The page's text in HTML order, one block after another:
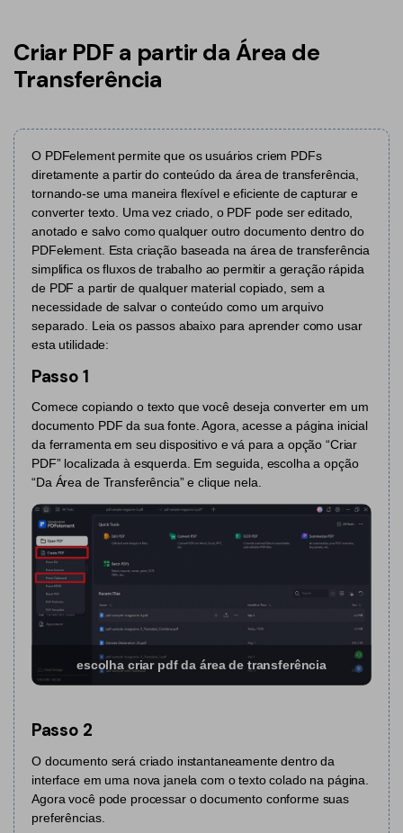
Comprimir PDF
Leitor de PDF com IA
Mais ferramentas online
Cloud
PDFelement Cloud
Novo PDFelement：Mais inteligente,
rápido e fácil
Do poder da IA às ferramentas em massa – o novo
PDFelement torna qualquer tarefa em PDF simples e rápida.
Baixe Grátis
Comprimir PDF
Formulário PDF
Assinar PDF
PDF em Lote
Assinar Legalmente
Redigir Inteligente
PDF Protegido por Senha
Compartilhar PDF
IA de PDF
Chat com PDF
Resumidor de PDF com IA
Tradutor de PDF com IA
Verificador Gramatical com IA
Conversar com Imagem
Detectar Conteúdo de IA
Reescrever PDF com IA
Explicar PDF com IA
Dicas de negócios
Soluções de PDF para
Educação
Serviço de TI
Jurídico
Saúde
Publicação
Freelancer
Avaliações & Prêmios
Histórias de clientes
Avaliações de clientes
Prêmios G2
Comparação de software PDF
Guia do usuário
PDFelement para iOS
PDFelement para Android
Criar PDF a partir da Área de
Transferência
O PDFelement permite que os usuários criem PDFs
diretamente a partir do conteúdo da área de transferência,
tornando-se uma maneira flexível e eficiente de capturar e
converter texto. Uma vez criado, o PDF pode ser editado,
anotado e salvo como qualquer outro documento dentro do
PDFelement. Esta criação baseada na área de transferência
simplifica os fluxos de trabalho ao permitir a geração rápida
de PDF a partir de qualquer material copiado, sem a
necessidade de salvar o conteúdo como um arquivo
separado. Leia os passos abaixo para aprender como usar
esta utilidade:
Passo 1
Comece copiando o texto que você deseja converter em um
documento PDF da sua fonte. Agora, acesse a página inicial
da ferramenta em seu dispositivo e vá para a opção “Criar
PDF” localizada à esquerda. Em seguida, escolha a opção
“Da Área de Transferência” e clique nela.
escolha criar pdf da área de transferência
Passo 2
O documento será criado instantaneamente dentro da
interface em uma nova janela com o texto colado na página.
Agora você pode processar o documento conforme suas
preferências.